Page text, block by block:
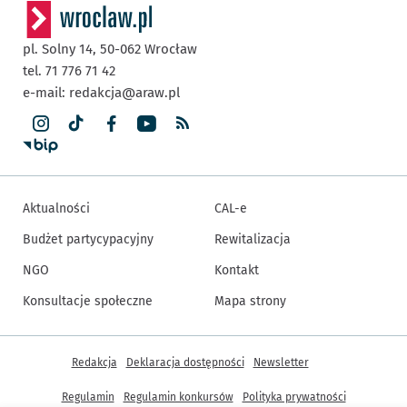
pl. Solny 14, 50-062 Wrocław
tel. 71 776 71 42
e-mail: redakcja@araw.pl
Aktualności
Budżet partycypacyjny
NGO
Konsultacje społeczne
CAL-e
Rewitalizacja
Kontakt
Mapa strony
Inne informacje
Redakcja Deklaracja dostępności Newsletter
Regulamin Regulamin konkursów Polityka prywatności